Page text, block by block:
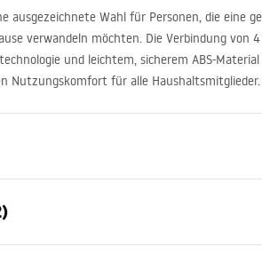
ausgezeichnete Wahl für Personen, die eine
verwandeln möchten. Die Verbindung von 4
und leichtem, sicherem ABS-
Nutzungskomfort für alle Haushaltsmitglieder.
Zum Anschrauben